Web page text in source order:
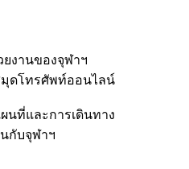
งานของจุฬาฯ
ดโทรศัพท์ออนไลน์
นที่และการเดินทาง
กับจุฬาฯ